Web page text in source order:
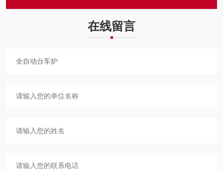
在线留言